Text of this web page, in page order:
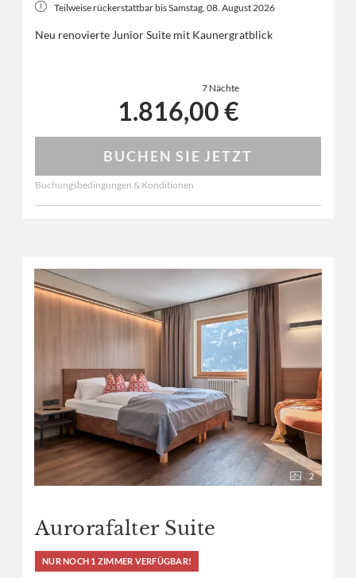
Teilweise rückerstattbar bisSamstag, 08. August 2026
Neu renovierte Junior Suite mit Kaunergratblick
7 Nächte
1.816,00 €
BUCHEN SIE JETZT
Buchungsbedingungen & Konditionen
2
Aurorafalter Suite
NUR NOCH 1 ZIMMER VERFÜGBAR!